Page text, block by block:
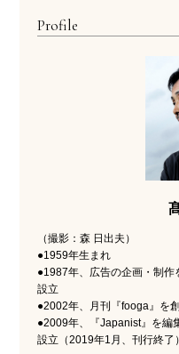
Profile
（撮影：森 日出夫）
●1959年生まれ
●1987年、広告の企画・制作
設立
●2002年、月刊『fooga』を
●2009年、『Japanist』を編
設立（2019年1月、刊行終了）